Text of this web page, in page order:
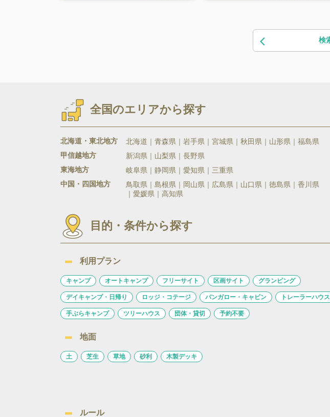
検
全国のエリアから探す
北海道・東北地方 北海道 青森県 岩手県 宮城県 秋田県 山形県 福島県
甲信越地方
新潟県 山梨県 長野県
東海地方
岐阜県 静岡県 愛知県 三重県
中国・四国地方
鳥取県 島根県 岡山県 広島県 山口県 徳島県
香川県
愛媛県
高知県
目的・条件から探す
利用プラン
キャンプ オートキャンプ フリーサイト 区画サイト グランピング
デイキャンプ・日帰り ロッジ・コテージ バンガロー・キャビン トレーラーハウス
手ぶらキャンプ ツリーハウス 団体・貸切 予約不要
地面
土 芝生 草地 砂利 木製デッキ
ルール